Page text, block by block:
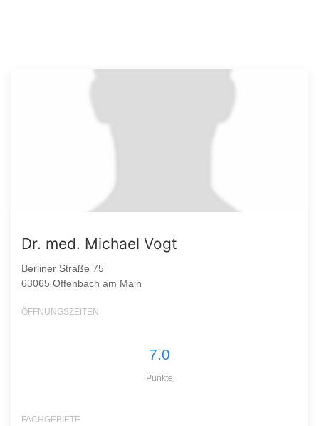
Dr. med. Michael Vogt
Berliner Straße 75
63065 Offenbach am Main
ÖFFNUNGSZEITEN
7.0
Punkte
FACHGEBIETE